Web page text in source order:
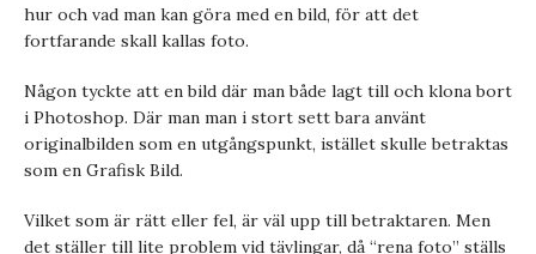
hur och vad man kan göra med en bild, för att det
fortfarande skall kallas foto.
Någon tyckte att en bild där man både lagt till och klona bort
i Photoshop. Där man man i stort sett bara använt
originalbilden som en utgångspunkt, istället skulle betraktas
som en Grafisk Bild.
Vilket som är rätt eller fel, är väl upp till betraktaren. Men
det ställer till lite problem vid tävlingar, då “rena foto” ställs